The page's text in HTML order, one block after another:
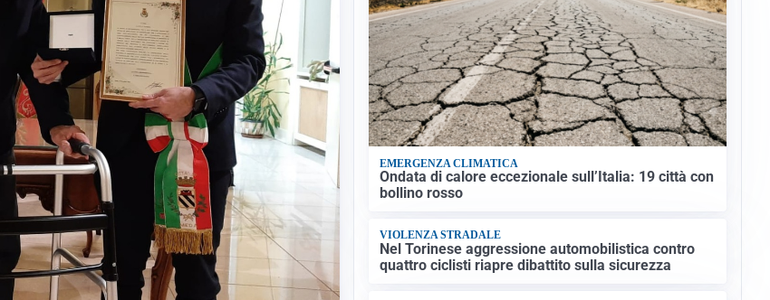
EMERGENZA CLIMATICA
Ondata di calore eccezionale sull’Italia: 19 città con
bollino rosso
VIOLENZA STRADALE
Nel Torinese aggressione automobilistica contro
quattro ciclisti riapre dibattito sulla sicurezza